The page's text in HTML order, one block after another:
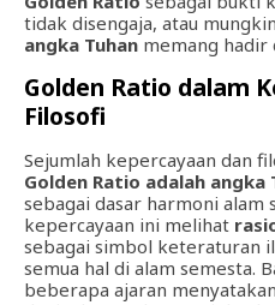
tidak disengaja, atau
angka Tuhan memang hadir
Golden Ratio dalam
Filosofi
Sejumlah kepercayaan dan
Golden Ratio adalah angka
sebagai dasar harmoni alam
kepercayaan ini melihat
sebagai simbol keteraturan
semua hal di alam semesta.
beberapa ajaran